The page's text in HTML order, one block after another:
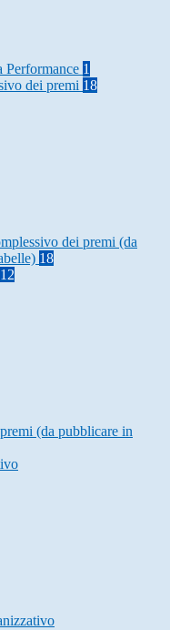
Performance 1
dei premi 18
dei premi (da
18
12
(da pubblicare in